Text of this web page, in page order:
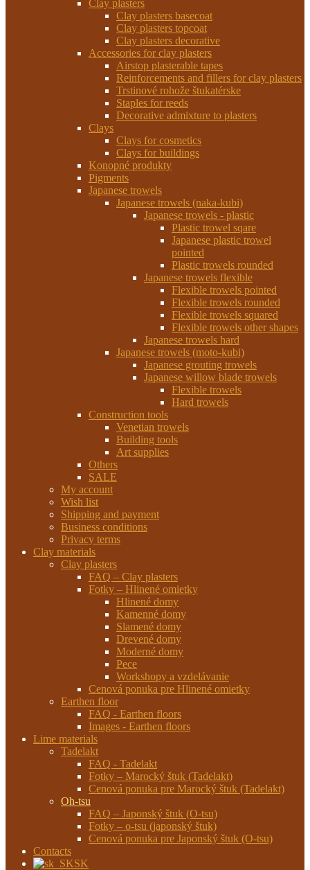
Clay plasters
Clay plasters basecoat
Clay plasters topcoat
Clay plasters decorative
Accessories for clay plasters
Airstop plasterable tapes
Reinforcements and fillers for clay plasters
Trstinové rohože štukatérske
Staples for reeds
Decorative admixture to plasters
Clays
Clays for cosmetics
Clays for buildings
Konopné produkty
Pigments
Japanese trowels
Japanese trowels (naka-kubi)
Japanese trowels - plastic
Plastic trowel sqare
Japanese plastic trowel
pointed
Plastic trowels rounded
Japanese trowels flexible
Flexible trowels pointed
Flexible trowels rounded
Flexible trowels squared
Flexible trowels other shapes
Japanese trowels hard
Japanese trowels (moto-kubi)
Japanese grouting trowels
Japanese willow blade trowels
Flexible trowels
Hard trowels
Construction tools
Venetian trowels
Building tools
Art supplies
Others
SALE
My account
Wish list
Shipping and payment
Business conditions
Privacy terms
Clay materials
Clay plasters
FAQ – Clay plasters
Fotky – Hlinené omietky
Hlinené domy
Kamenné domy
Slamené domy
Drevené domy
Moderné domy
Pece
Workshopy a vzdelávanie
Cenová ponuka pre Hlinené omietky
Earthen floor
FAQ - Earthen floors
Images - Earthen floors
Lime materials
Tadelakt
FAQ - Tadelakt
Fotky – Marocký štuk (Tadelakt)
Cenová ponuka pre Marocký štuk (Tadelakt)
Oh-tsu
FAQ – Japonský štuk (O-tsu)
Fotky – o-tsu (japonský štuk)
Cenová ponuka pre Japonský štuk (O-tsu)
Contacts
SK